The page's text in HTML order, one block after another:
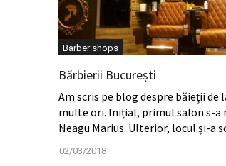
Barber shops
Bărbierii București
Am scris pe blog despre băieții de
multe ori. Inițial, primul salon s-a
Neagu Marius. Ulterior, locul și-a
02/03/2018